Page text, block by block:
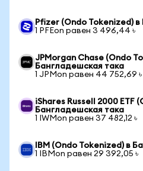
Pfizer (Ondo Tokenized)
1 PFEon равен 3 496,44 ৳
JPMorgan Chase (Ondo
Бангладешская така
1 JPMon равен 44 752,69 ৳
iShares Russell 2000 ETF
Бангладешская така
1 IWMon равен 37 482,12 ৳
IBM (Ondo Tokenized) в
1 IBMon равен 29 392,05 ৳